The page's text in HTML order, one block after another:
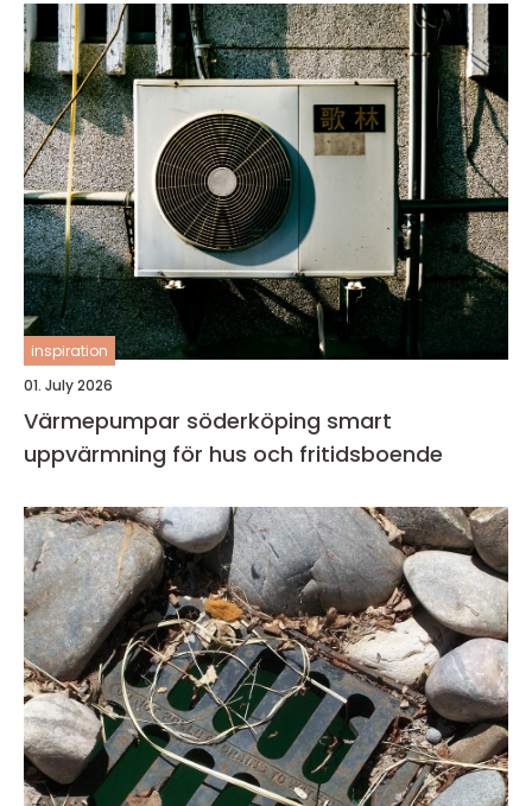
inspiration
01. July 2026
Värmepumpar söderköping smart
uppvärmning för hus och fritidsboende